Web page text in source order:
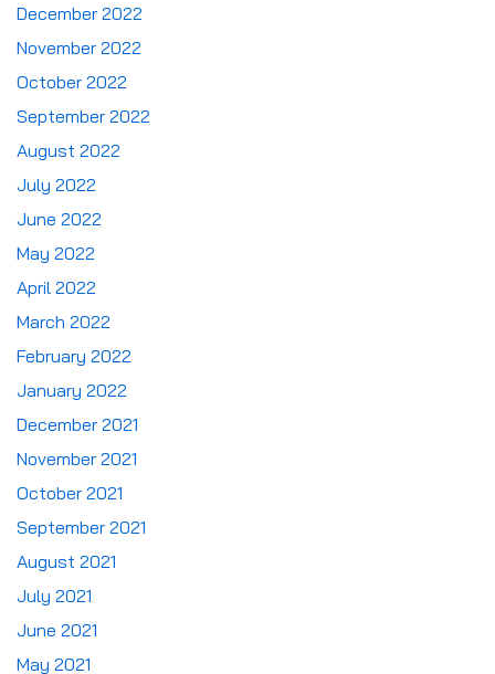
December 2022
November 2022
October 2022
September 2022
August 2022
July 2022
June 2022
May 2022
April 2022
March 2022
February 2022
January 2022
December 2021
November 2021
October 2021
September 2021
August 2021
July 2021
June 2021
May 2021